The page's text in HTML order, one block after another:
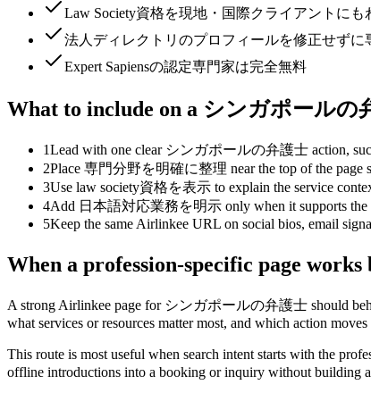
Law Society資格を現地・国際クライアントに
法人ディレクトリのプロフィールを修正せずに
Expert Sapiensの認定専門家は完全無料
What to include on a シンガポールの
1Lead with one clear シンガポールの弁護士 action,
2Place 専門分野を明確に整理 near the top of the page
3Use law society資格を表示 to explain the service
4Add 日本語対応業務を明示 only when it supports the
5Keep the same Airlinkee URL on social bios, email
When a profession-specific page
A strong Airlinkee page for シンガポールの弁護士 should
what services or resources matter most, and which action
This route is most useful when search intent starts with the
offline introductions into a booking or inquiry without building